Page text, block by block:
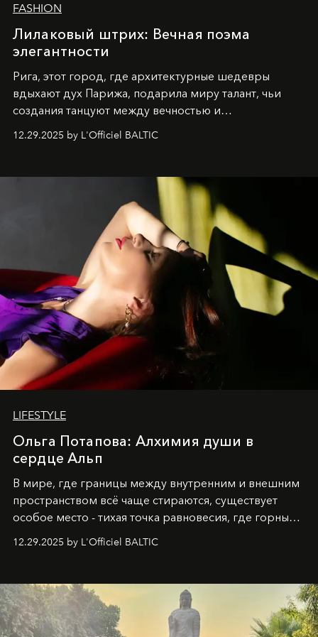
FASHION
Лилаковый штрих: Вечная поэма
элегантности
Рига, этот город, где архитектурные шедевры
вдыхают дух Парижа, подарила миру талант, чьи
создания танцуют между вечностью и
современностью.
12.29.2025 by L'Officiel BALTIC
LIFESTYLE
Ольга Потапова: Алхимия души в
сердце Альп
В мире, где границы между внутренним и внешним
пространством всё чаще стираются, существует
особое место - тихая точка равновесия, где горные
вершины Швейцарии встречаются с бездонными
глубинами человеческой души. Здесь, на стыке
Ольга Потапова - женщина, чей путь от поиска
истины превратился в искусство превращения
человеческих кризисов в возможности для
12.29.2025 by L'Officiel BALTIC